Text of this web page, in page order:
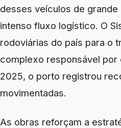
desses veículos de
intenso fluxo logístico. O
rodoviárias do país para o
complexo responsável
2025, o porto registrou
movimentadas.
As obras reforçam a